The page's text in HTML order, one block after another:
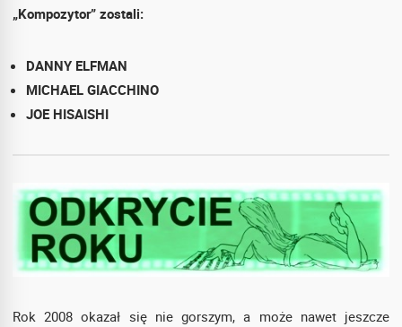
„Kompozytor” zostali:
DANNY ELFMAN
MICHAEL GIACCHINO
JOE HISAISHI
Rok 2008 okazał się nie gorszym, a może nawet jeszcze